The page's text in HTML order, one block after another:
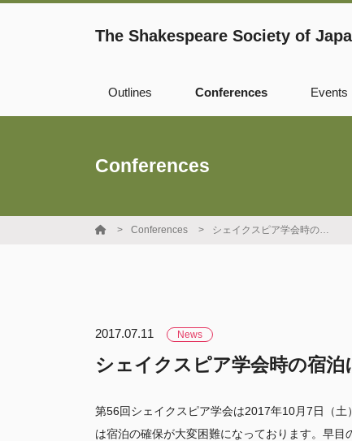
The Shakespeare Society of
Outlines
Records
Conferences Events
Conferences
Conferences シェイクスピア学会時の宿泊について
2017.07.11 News
シェイクスピア学会時の宿泊
第56回シェイクスピア学会は2017年10月7日（
は宿泊の確保が大変困難になっております。早目